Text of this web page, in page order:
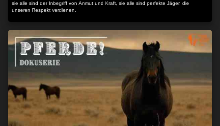
sie alle sind der Inbegriff von Anmut und Kraft, sie alle sind perfekte Jäger, die
unseren Respekt verdienen.